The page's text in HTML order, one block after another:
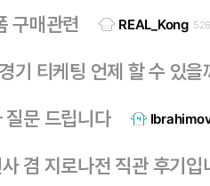
구매관련 REAL_Kong
기 티케팅 언제 할 수 있을
질문 드립니다
겸 지로나전 직관 후기입